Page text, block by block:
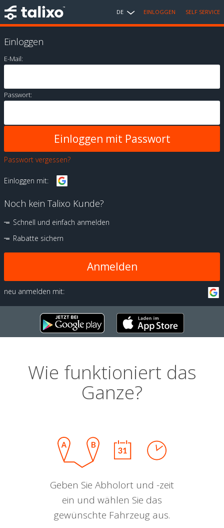
DE EINLOGGEN SELF SERVICE
Einloggen
E-Mail:
Passwort:
Passwort vergessen?
Einloggen mit:
Noch kein Talixo Kunde?
Schnell und einfach anmelden
Rabatte sichern
Anmelden
neu anmelden mit:
Wie funktioniert das
Ganze?
Geben Sie Abholort und -zeit
ein und wählen Sie das
gewünschte Fahrzeug aus.